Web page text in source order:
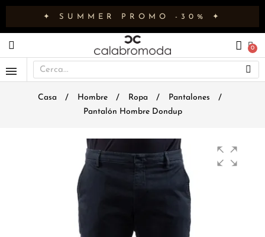
✦ SUMMER PROMO -30% ✦
Casa Hombre Ropa
Pantalones
Pantalón Hombre Dondup